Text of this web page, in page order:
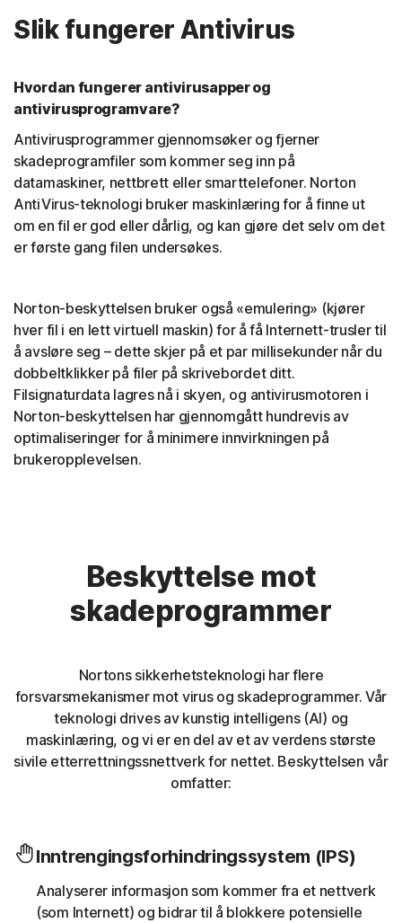
Slik fungerer Antivirus
Hvordan fungerer antivirusapper og
antivirusprogramvare?
Antivirusprogrammer gjennomsøker og fjerner
skadeprogramfiler som kommer seg inn på
datamaskiner, nettbrett eller smarttelefoner. Norton
AntiVirus-teknologi bruker maskinlæring for å finne ut
om en fil er god eller dårlig, og kan gjøre det selv om det
er første gang filen undersøkes.
Norton-beskyttelsen bruker også «emulering» (kjører
hver fil i en lett virtuell maskin) for å få Internett-trusler til
å avsløre seg – dette skjer på et par millisekunder når du
dobbeltklikker på filer på skrivebordet ditt.
Filsignaturdata lagres nå i skyen, og antivirusmotoren i
Norton-beskyttelsen har gjennomgått hundrevis av
optimaliseringer for å minimere innvirkningen på
brukeropplevelsen.
Beskyttelse mot
skadeprogrammer
Nortons sikkerhetsteknologi har flere
forsvarsmekanismer mot virus og skadeprogrammer. Vår
teknologi drives av kunstig intelligens (AI) og
maskinlæring, og vi er en del av et av verdens største
sivile etterrettningssnettverk for nettet. Beskyttelsen vår
omfatter:
Inntrengingsforhindringssystem (IPS)
Analyserer informasjon som kommer fra et nettverk
(som Internett) og bidrar til å blokkere potensielle